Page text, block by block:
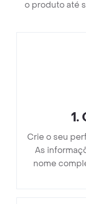
o produto até
1.
Crie o seu
As
nome